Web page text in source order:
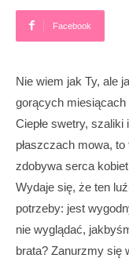
Facebook
Nie wiem jak Ty, ale
gorących
Ciepłe swetry,
płaszczach mowa,
zdobywa serca
Wydaje się, że ten
potrzeby: jest
nie wyglądać,
brata? Zanurzmy się